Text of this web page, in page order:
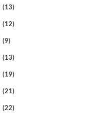
(13)
(12)
(9)
(13)
(19)
(21)
(22)